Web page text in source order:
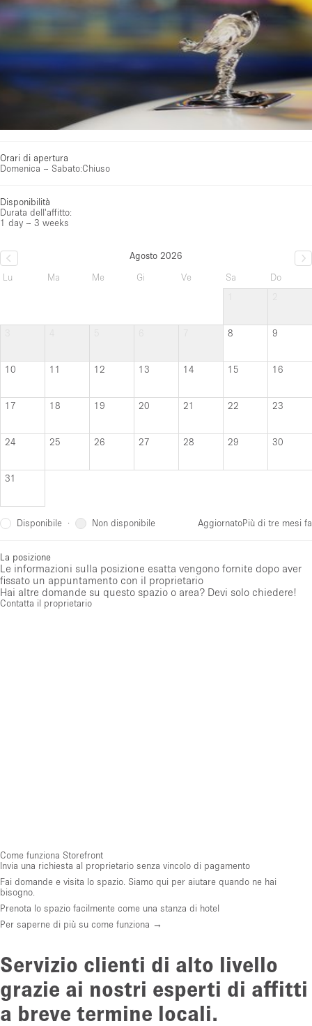
Orari di apertura
Domenica – Sabato:Chiuso
Disponibilità
Durata dell'affitto:
1 day – 3 weeks
Agosto 2026
Lu
Ma Me Gi Ve Sa
Do
8 9
10 11 12 13 14 15 16
17 18 19 20 21 22 23
24 25 26 27 28 29 30
31
Disponibile · Non disponibile AggiornatoPiù di tre mesi fa
La posizione
Le informazioni sulla posizione esatta vengono fornite dopo aver
fissato un appuntamento con il proprietario
Hai altre domande su questo spazio o area? Devi solo chiedere!
Contatta il proprietario
Come funziona Storefront
Invia una richiesta al proprietario senza vincolo di pagamento
Fai domande e visita lo spazio. Siamo qui per aiutare quando ne hai
bisogno.
Prenota lo spazio facilmente come una stanza di hotel
Per saperne di più su come funziona →
Servizio clienti di alto livello
grazie ai nostri esperti di affitti
a breve termine locali.